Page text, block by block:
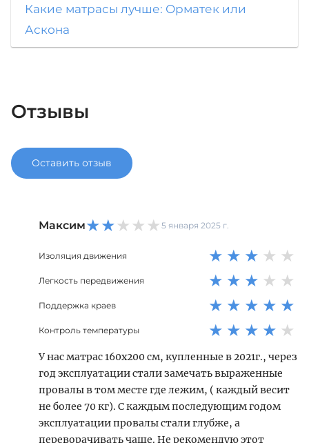
Какие матрасы лучше: Орматек или
Аскона
Отзывы
Оставить отзыв
Максим★★★ ★ ★ 5 января 2025 г.
Изоляция движения ★ ★ ★ ★ ★
Легкость передвижения ★ ★ ★ ★ ★
Поддержка краев ★ ★ ★ ★ ★
Контроль температуры ★ ★ ★ ★ ★
У нас матрас 160х200 см, купленные в 2021г., через
год эксплуатации стали замечать выраженные
провалы в том месте где лежим, ( каждый весит
не более 70 кг). С каждым последующим годом
эксплуатации провалы стали глубже, а
переворачивать чаще. Не рекомендую этот